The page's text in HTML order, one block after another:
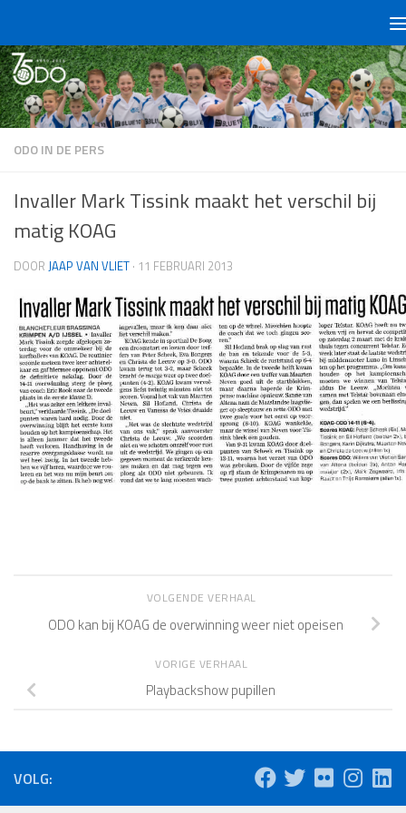
ODO IN DE PERS
Invaller Mark Tissink maakt het verschil bij
matig KOAG
DOOR JAAP VAN VLIET · 11 FEBRUARI 2013
VOLGENDE VERHAAL
ODO kan bij KOAG de overwinning weer niet opeisen
VORIGE VERHAAL
Playbackshow pupillen
VOLG: